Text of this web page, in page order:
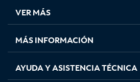
pestaña
nueva
pestaña
nueva
pestaña
nuevanueva
VER MÁS
MÁS INFORMACIÓN
AYUDA Y ASISTENCIA TÉCNICA